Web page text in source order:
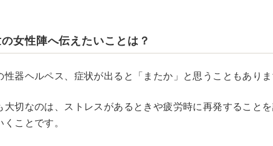
女性陣へ伝えたいことは？
性器ヘルペス、症状が出ると「またか」と思うこともありま
大切なのは、ストレスがあるときや疲労時に再発すること
くことです。